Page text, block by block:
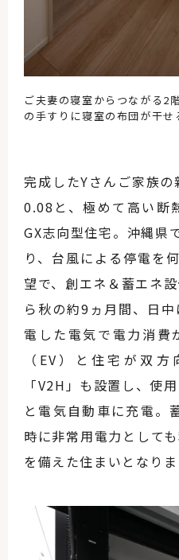
ご夫妻の寝室からつながる2
の手すりに寝室の布団が干
完成したYさんご家族
0.08と、極めて高い断
GX志向型住宅。沖縄県
り、台風による停電を
望で、創エネ＆蓄エネ
ら秋の約9ヵ月間、日
電した電気で電力消費
（EV）と住宅が双
「V2H」も設置し、使
と電気自動車に充電。
時に非常用電力として
を備えた住まいとなりま